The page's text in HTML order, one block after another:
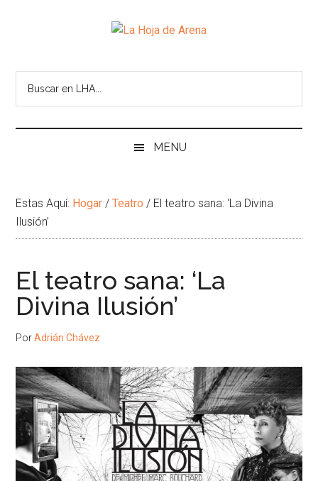
Lateral
paginaHoja
de
de
temas
MENU
Estas Aquí: Hogar / Teatro / El teatro sana: ‘La Divina
Ilusión’
El teatro sana: ‘La
Divina Ilusión’
PorAdrián Chávez